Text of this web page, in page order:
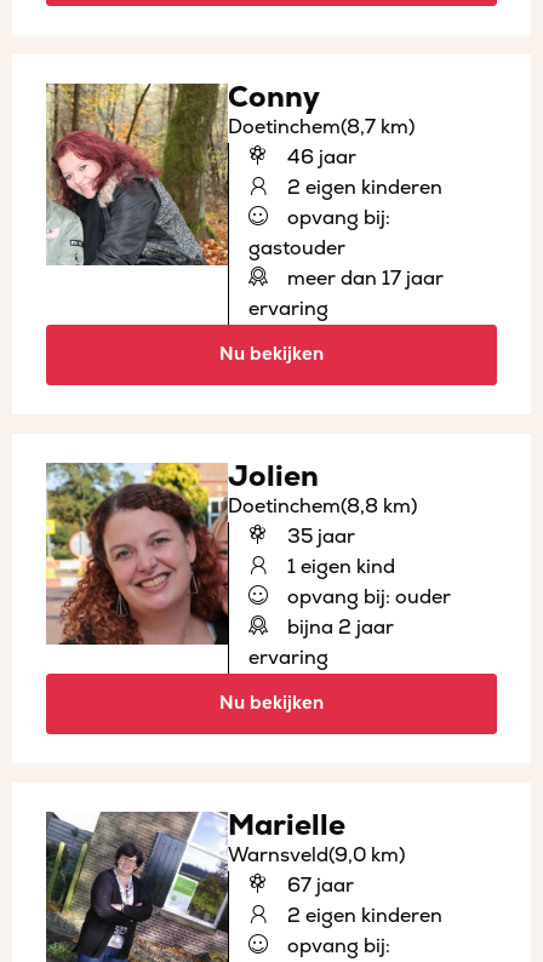
Conny
Doetinchem(8,7 km)
46 jaar
2 eigen kinderen
opvang bij:
gastouder
meer dan 17 jaar
ervaring
Nu bekijken
Jolien
Doetinchem(8,8 km)
35 jaar
1 eigen kind
opvang bij: ouder
bijna 2 jaar
ervaring
Nu bekijken
Marielle
Warnsveld(9,0 km)
67 jaar
2 eigen kinderen
opvang bij: